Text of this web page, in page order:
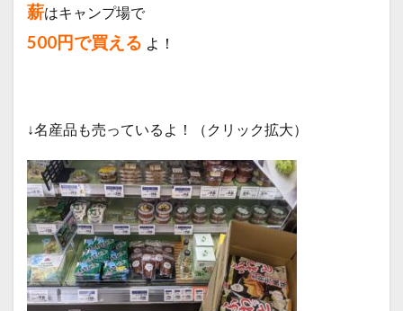
薪はキャンプ場で
500円で買える よ！
↓名産品も売っているよ！（クリック拡大）